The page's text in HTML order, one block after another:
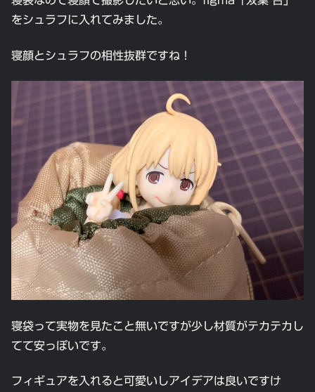
をシュラフに入れてみました。
寝顔とシュラフの相性抜群ですね！
寝袋って実物を見たこと無いですが少し材質がテカテカし
てて安っぽいです。
フィギュアを入れると可愛いしアイデアは良いですけ